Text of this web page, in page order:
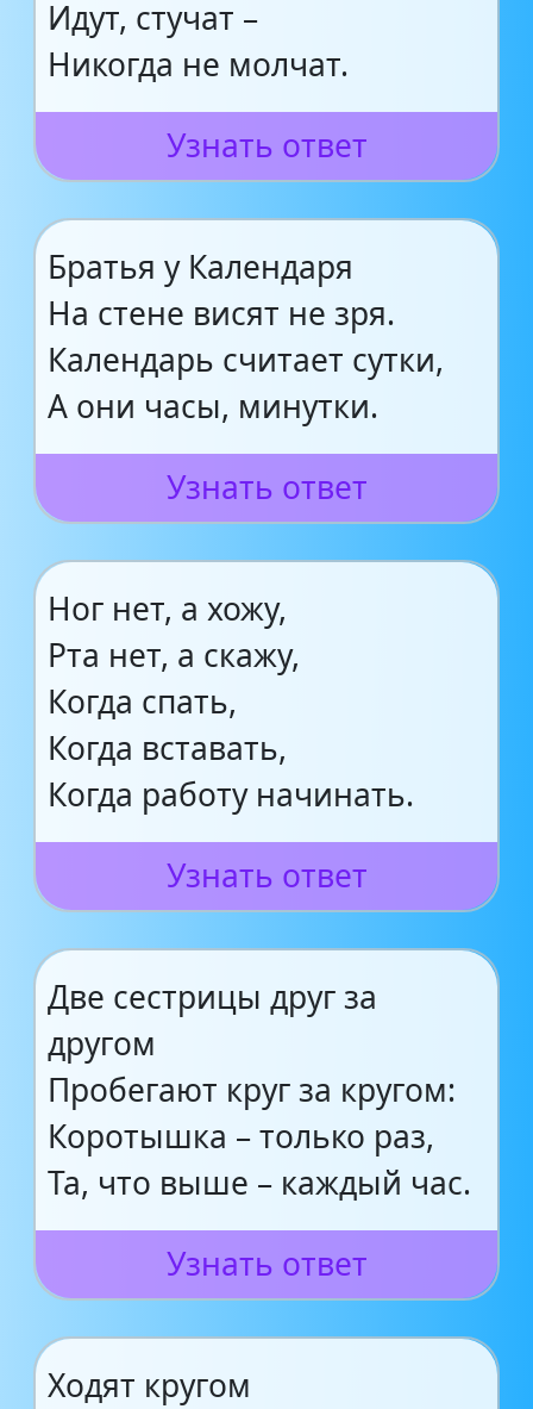
Идут, стучат –
Никогда не молчат.
Узнать ответ
Братья у Календаря
На стене висят не зря.
Календарь считает сутки,
А они часы, минутки.
Узнать ответ
Ног нет, а хожу,
Рта нет, а скажу,
Когда спать,
Когда вставать,
Когда работу начинать.
Узнать ответ
Две сестрицы друг за
другом
Пробегают круг за кругом:
Коротышка – только раз,
Та, что выше – каждый час.
Узнать ответ
Ходят кругом